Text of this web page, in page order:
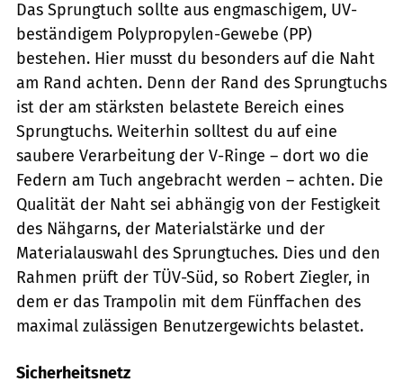
Das Sprungtuch sollte aus engmaschigem, UV-
beständigem Polypropylen-Gewebe (PP)
bestehen. Hier musst du besonders auf die Naht
am Rand achten. Denn der Rand des Sprungtuchs
ist der am stärksten belastete Bereich eines
Sprungtuchs. Weiterhin solltest du auf eine
saubere Verarbeitung der V-Ringe – dort wo die
Federn am Tuch angebracht werden – achten. Die
Qualität der Naht sei abhängig von der Festigkeit
des Nähgarns, der Materialstärke und der
Materialauswahl des Sprungtuches. Dies und den
Rahmen prüft der TÜV-Süd, so Robert Ziegler, in
dem er das Trampolin mit dem Fünffachen des
maximal zulässigen Benutzergewichts belastet.
Sicherheitsnetz